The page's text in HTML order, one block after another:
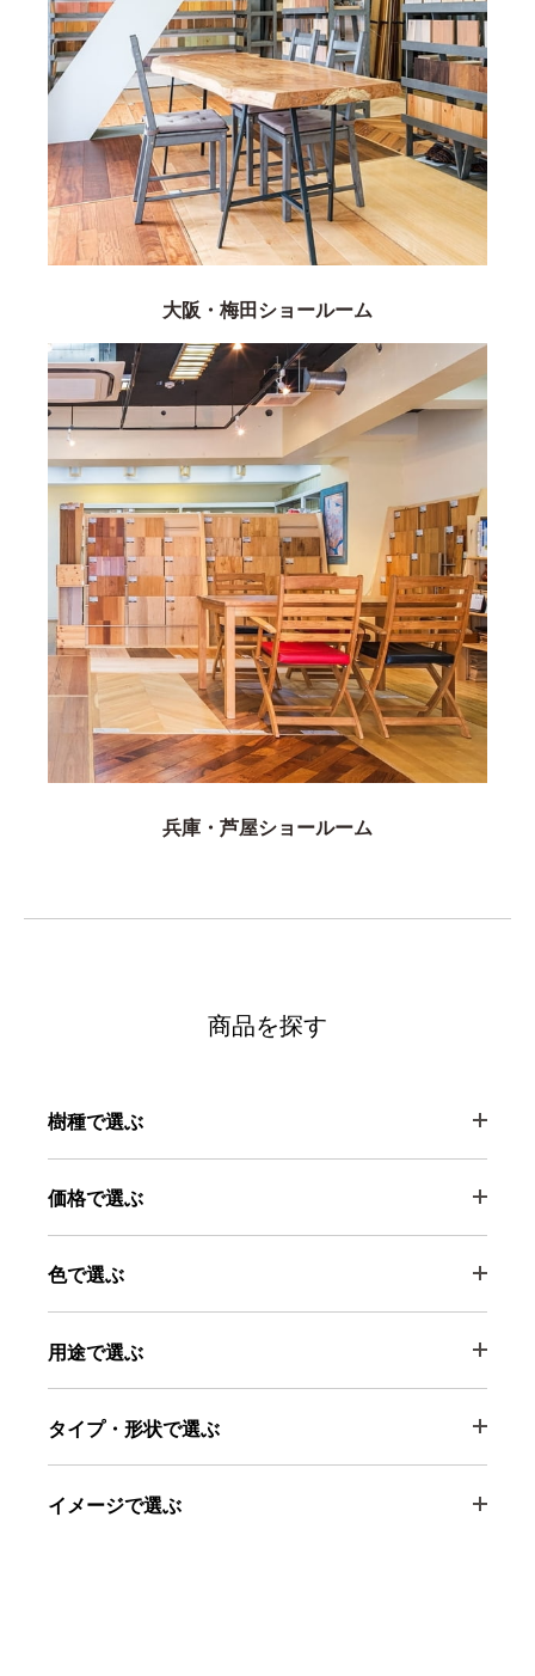
大阪・梅田ショールーム
兵庫・芦屋ショールーム
商品を探す
樹種で選ぶ
価格で選ぶ
色で選ぶ
用途で選ぶ
タイプ・形状で選ぶ
イメージで選ぶ